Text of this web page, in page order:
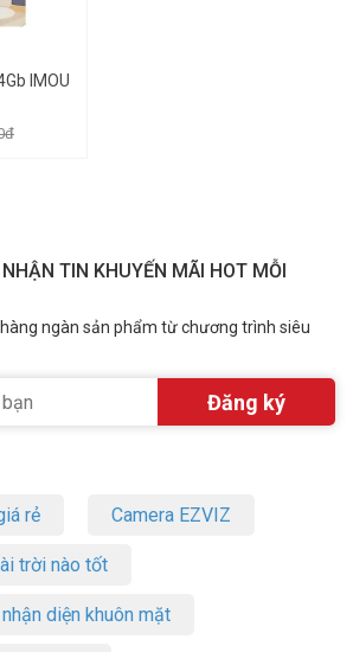
IMOU
TIN KHUYẾN MÃI HOT MỖI
ngàn sản phẩm từ chương trình siêu
rẻ Camera EZVIZ
trời nào tốt
diện khuôn mặt